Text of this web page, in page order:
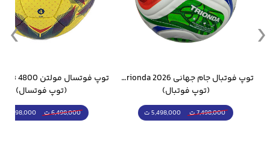
توپ فوتبال جام جهانی 2026 Trionda مشابه اورجینال
(توپ فوتبال)
7,498,000 ت 5,498,000 ت
(توپ فوتسال)
6,498,000 ت 5,298,000 ت